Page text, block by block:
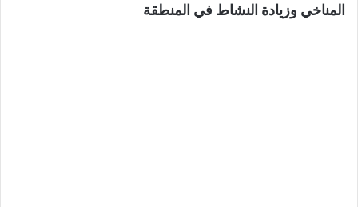
المناخي وزيادة النشاط في المنطقة